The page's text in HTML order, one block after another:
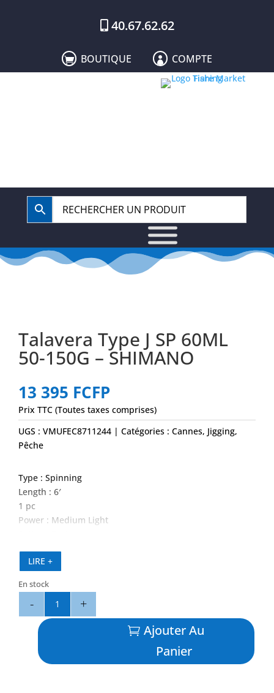
40.67.62.62
 BOUTIQUE  COMPTE
Talavera Type J SP 60ML
50-150G – SHIMANO
13 395 FCFP
Prix TTC (Toutes taxes comprises)
UGS :VMUFEC8711244 Catégories :Cannes, Jigging,
Pêche
Type : Spinning
Length : 6′
1 pc
Power : Medium Light
Jig Max : 150g
LIRE +
En stock
Ajouter Au
Panier